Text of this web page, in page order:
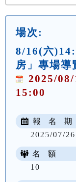
場次:
8/16(六
房」專場導
2025/
15:00
報 名 期
2025/07/
名 額
10